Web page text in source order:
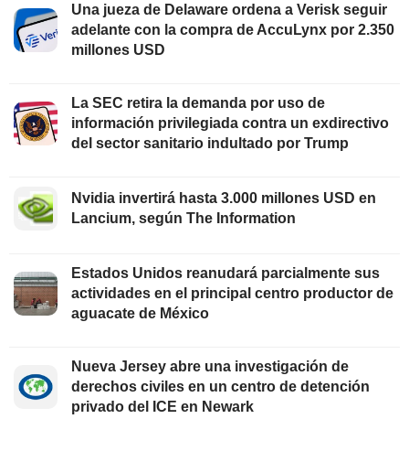
Una jueza de Delaware ordena a Verisk seguir
adelante con la compra de AccuLynx por 2.350
millones USD
La SEC retira la demanda por uso de
información privilegiada contra un exdirectivo
del sector sanitario indultado por Trump
Nvidia invertirá hasta 3.000 millones USD en
Lancium, según The Information
Estados Unidos reanudará parcialmente sus
actividades en el principal centro productor de
aguacate de México
Nueva Jersey abre una investigación de
derechos civiles en un centro de detención
privado del ICE en Newark